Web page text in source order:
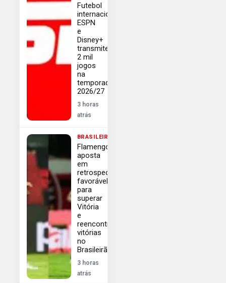
Futebol
internacional:
ESPN
e
Disney+
transmitem
2 mil
jogos
na
temporada
2026/27
3 horas
atrás
BRASILEIRÃO
Flamengo
aposta
em
retrospecto
favorável
para
superar
Vitória
e
reencontrar
vitórias
no
Brasileirão
3 horas
atrás